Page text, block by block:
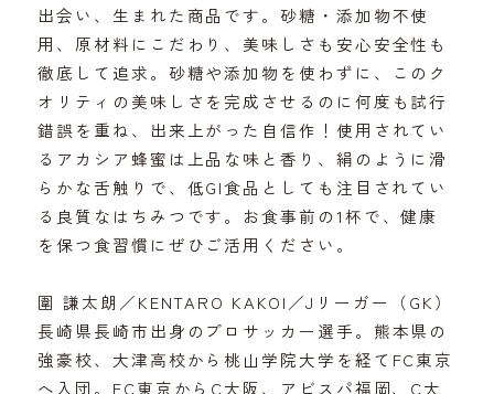
出会い、生まれた商品です。砂糖・添加物不使
用、原材料にこだわり、美味しさも安心安全性も
徹底して追求。砂糖や添加物を使わずに、このク
オリティの美味しさを完成させるのに何度も試行
錯誤を重ね、出来上がった自信作！使用されてい
るアカシア蜂蜜は上品な味と香り、絹のように滑
らかな舌触りで、低GI食品としても注目されてい
る良質なはちみつです。お食事前の1杯で、健康
を保つ食習慣にぜひご活用ください。
圍 謙太朗／KENTARO KAKOI／Jリーガー（GK）
長崎県長崎市出身のプロサッカー選手。熊本県の
強豪校、大津高校から桃山学院大学を経てFC東京
へ入団。FC東京からC大阪、アビスパ福岡、C大